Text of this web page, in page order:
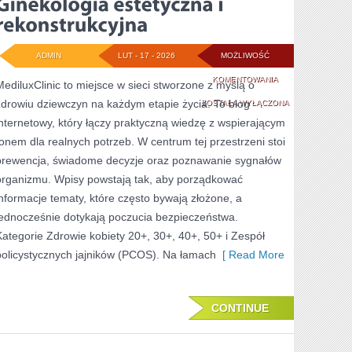
MOŻLIWOŚĆ
KOMENTOWANIAGINEKOLOGIA
ESTETYCZNA
I
ZOSTAŁA WYŁĄCZONA
LUT - 17 - 2026
ADMIN
to miejsce w sieci stworzone z myślą o
dziewczyn na każdym etapie życia. To blog
który łączy praktyczną wiedzę z wspierającym
dla realnych potrzeb. W centrum tej przestrzeni stoi
świadome decyzje oraz poznawanie sygnałów
Wpisy powstają tak, aby porządkować
tematy, które często bywają złożone, a
dotykają poczucia bezpieczeństwa.
Zdrowie kobiety 20+, 30+, 40+, 50+ i Zespół
jajników (PCOS). Na łamach [ Read More
CONTINUE